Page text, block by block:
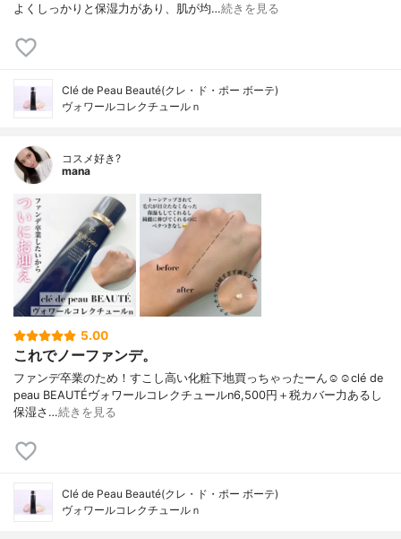
よくしっかりと保湿力があり、肌が均…続きを見る
Clé de Peau Beauté(クレ・ド・ポー ボーテ)
ヴォワールコレクチュールｎ
コスメ好き?
mana
5.00
これでノーファンデ。
ファンデ卒業のため！すこし高い化粧下地買っちゃったーん☺️☺️clé de
peau BEAUTÉヴォワールコレクチュールn6,500円＋税カバー力あるし
保湿さ…続きを見る
Clé de Peau Beauté(クレ・ド・ポー ボーテ)
ヴォワールコレクチュールｎ